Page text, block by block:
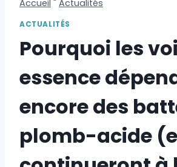
Accueil " Actualités
ACTUALITÉS
Pourquoi les
essence
encore des
plomb-acide